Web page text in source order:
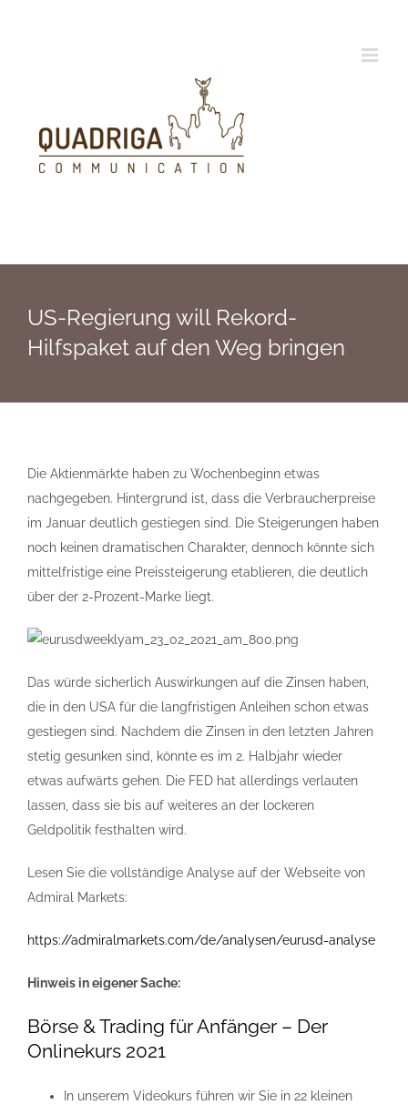
US-Regierung will Rekord-
Hilfspaket auf den Weg bringen
Die Aktienmärkte haben zu Wochenbeginn etwas
nachgegeben. Hintergrund ist, dass die Verbraucherpreise
im Januar deutlich gestiegen sind. Die Steigerungen haben
noch keinen dramatischen Charakter, dennoch könnte sich
mittelfristige eine Preissteigerung etablieren, die deutlich
über der 2-Prozent-Marke liegt.
Das würde sicherlich Auswirkungen auf die Zinsen haben,
die in den USA für die langfristigen Anleihen schon etwas
gestiegen sind. Nachdem die Zinsen in den letzten Jahren
stetig gesunken sind, könnte es im 2. Halbjahr wieder
etwas aufwärts gehen. Die FED hat allerdings verlauten
lassen, dass sie bis auf weiteres an der lockeren
Geldpolitik festhalten wird.
Lesen Sie die vollständige Analyse auf der Webseite von
Admiral Markets:
https://admiralmarkets.com/de/analysen/eurusd-analyse
Hinweis in eigener Sache:
Börse & Trading für Anfänger – Der
Onlinekurs 2021
In unserem Videokurs führen wir Sie in 22 kleinen